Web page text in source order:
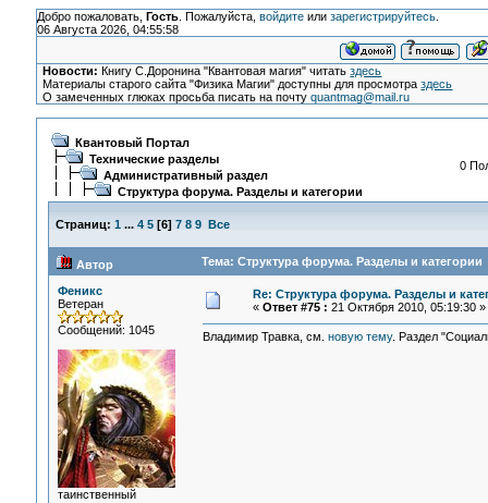
Добро пожаловать, Гость. Пожалуйста, войдитеили зарегистрируйтесь.
06 Августа 2026, 04:55:58
Новости: Книгу С.Доронина "Квантовая магия" читатьздесь
Материалы старого сайта "Физика Магии" доступны для просмотраздесь
О замеченных глюках просьба писать на почтуquantmag@mail.ru
Квантовый Портал
Технические разделы
Административный раздел
Структура форума. Разделы и категории
0
Страниц: 1 ... 4 5[6] 7 8 9 Все
Автор Тема: Структура форума. Разделы и категории
Феникс
Ветеран
Сообщений: 1045
таинственный
Re: Структура форума. Разделы и
« Ответ #75 : 21 Октября 2010, 05:19:30 »
Владимир Травка, см. новую тему. Раздел